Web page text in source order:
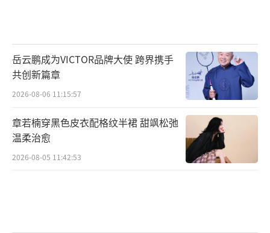
岳云鹏成为VICTOR品牌大使 跨界携手
共创新篇章
2026-08-06 11:15:57
章若楠穿黑色皮衣配格纹半裙 甜飒松弛
温柔治愈
2026-08-05 11:42:53